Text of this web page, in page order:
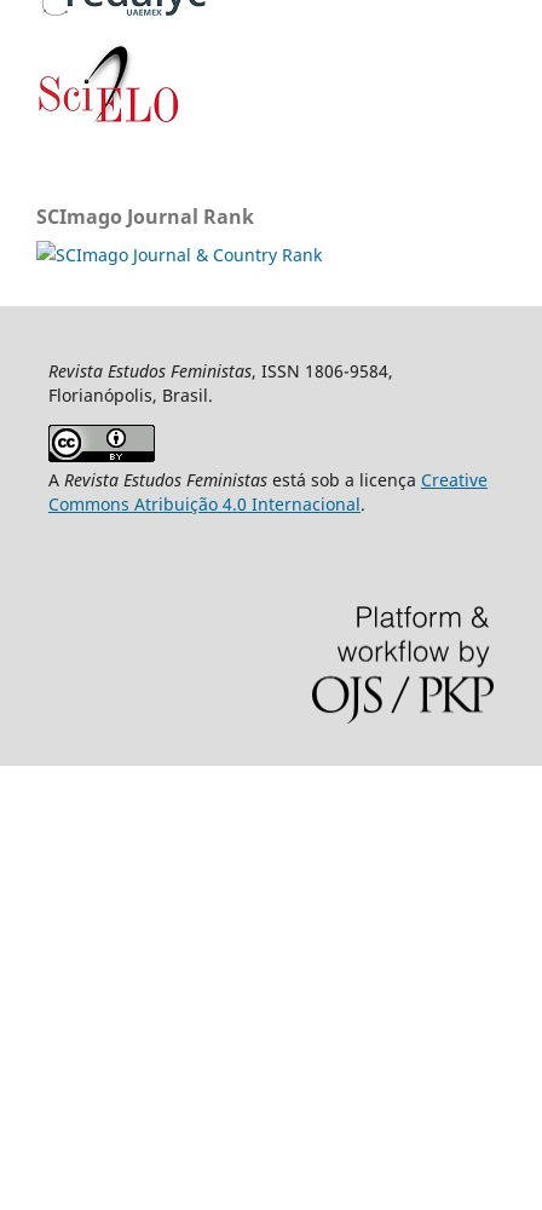
SCImago Journal Rank
Revista Estudos Feministas, ISSN 1806-9584,
Florianópolis, Brasil.
A Revista Estudos Feministasestá sob a licença Creative
Commons Atribuição 4.0 Internacional.